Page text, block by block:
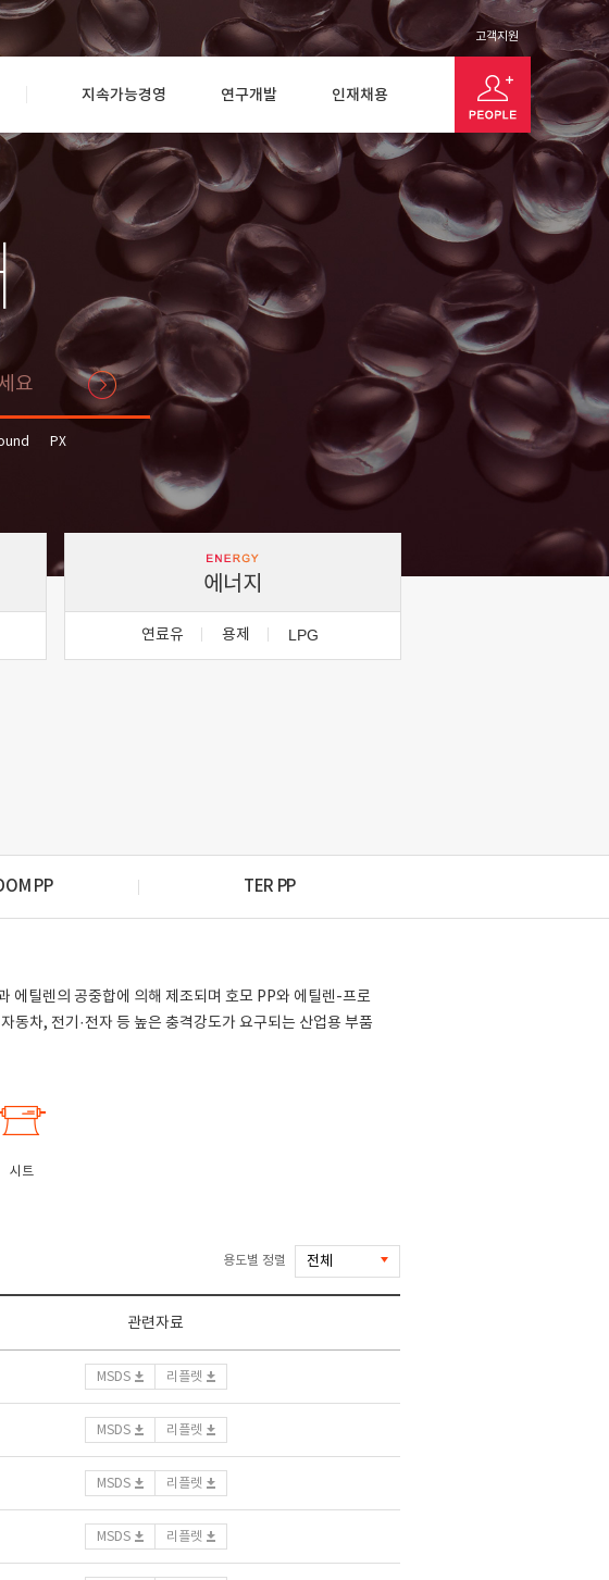
고객지원
지속가능경영 연구개발 인재채용
PX
에너지
연료유 용제 LPG
PP TER PP
에틸렌의 공중합에 의해 제조되며 호모 PP와 에틸렌-프로
차, 전기·전자 등 높은 충격강도가 요구되는 산업용 부품
시트
용도별 정렬
관련자료
MSDS 리플렛
MSDS 리플렛
MSDS 리플렛
MSDS 리플렛